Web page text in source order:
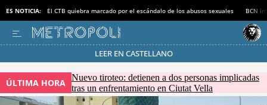
ES NOTICIA: El CTB quiebra marcado por el escándalo de los abusos sexuales BCN
LEER EN CASTELLANO
Pásate al MODO AHORRO
ÚLTIMA HORA Nuevo tiroteo: detienen a dos personas implicadas
tras un enfrentamiento en Ciutat Vella